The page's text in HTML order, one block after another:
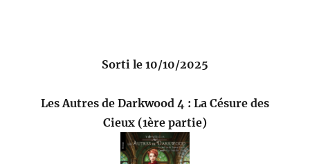
Sorti le 10/10/2025
Les Autres de Darkwood 4 : La Césure des
Cieux (1ère partie)